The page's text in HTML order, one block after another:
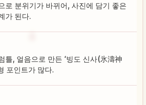
로 분위기가 바뀌어, 사진에 담기 좋은
가 된다.
틀, 얼음으로 만든 ‘빙도 신사(氷濤神
포인트가 많다.